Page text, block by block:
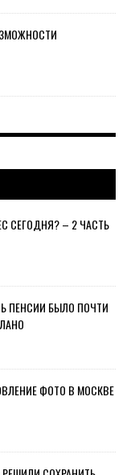
СЕГОДНЯ? – 2 ЧАСТЬ
ПЕНСИИ БЫЛО ПОЧТИ
ФОТО В МОСКВЕ